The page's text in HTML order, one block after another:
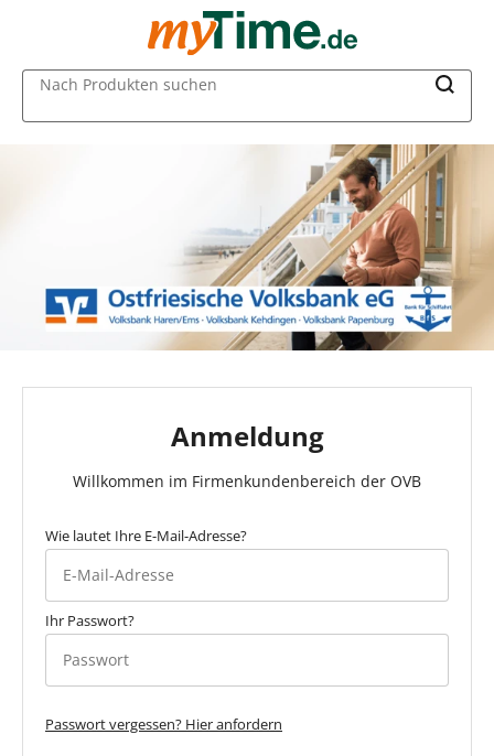
Nach Produkten suchen
Anmeldung
Willkommen im Firmenkundenbereich der OVB
Wie lautet Ihre E-Mail-Adresse?
Ihr Passwort?
Passwort vergessen? Hier anfordern